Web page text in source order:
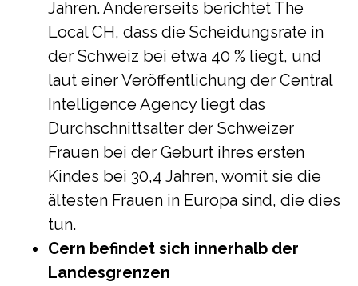
Jahren. Andererseits berichtet The
Local CH, dass die Scheidungsrate in
der Schweiz bei etwa 40 % liegt, und
laut einer Veröffentlichung der Central
Intelligence Agency liegt das
Durchschnittsalter der Schweizer
Frauen bei der Geburt ihres ersten
Kindes bei 30,4 Jahren, womit sie die
ältesten Frauen in Europa sind, die dies
tun.
Cern befindet sich innerhalb der
Landesgrenzen